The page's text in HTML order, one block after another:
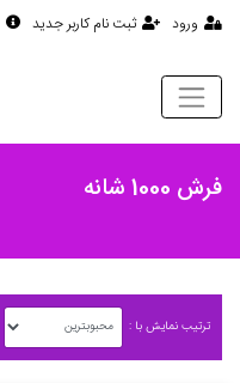
ورود ثبت نام کاربر جدید
فرش 1000 شانه
ترتیب نمایش با :